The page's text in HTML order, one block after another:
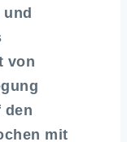
und
von
den
mit